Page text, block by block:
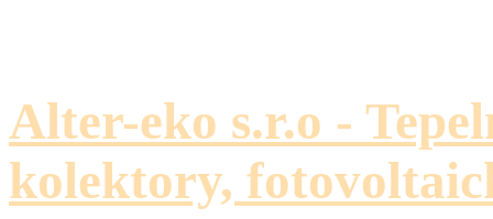
Alter-eko s.r.o -
kolektory,